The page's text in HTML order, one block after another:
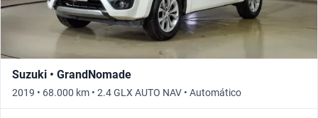
Suzuki • GrandNomade
2019 • 68.000 km • 2.4 GLX AUTO NAV • Automático